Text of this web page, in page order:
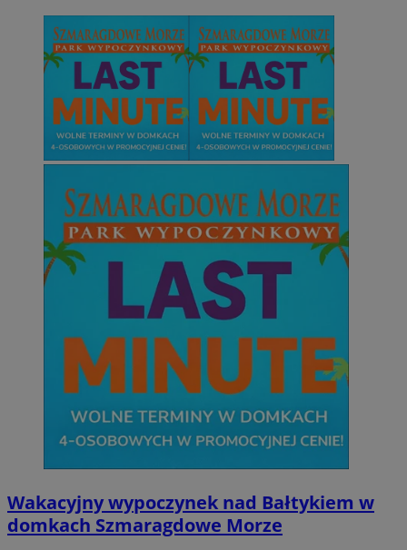
Wakacyjny wypoczynek nad Bałtykiem w
domkach Szmaragdowe Morze